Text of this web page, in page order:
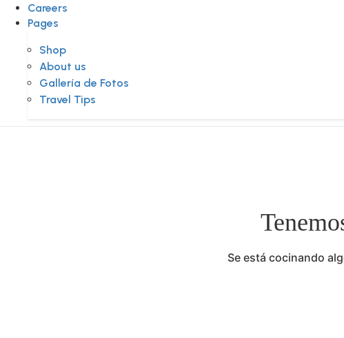
Careers
Pages
Shop
About us
Gallería de Fotos
Travel Tips
Se está cocinando